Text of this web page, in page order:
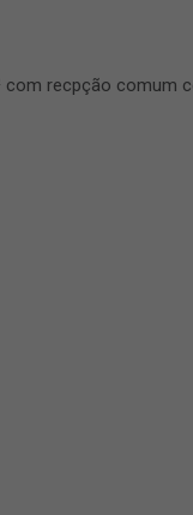
recpção comum